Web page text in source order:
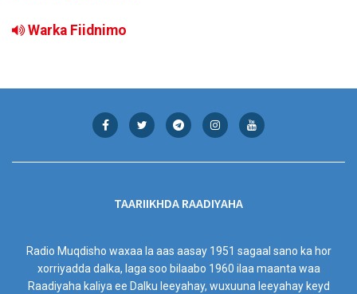
Warka Fiidnimo
TAARIIKHDA RAADIYAHA
Radio Muqdisho waxaa la aas aasay 1951 sagaal sano ka hor
xorriyadda dalka, laga soo bilaabo 1960 ilaa maanta waa
Raadiyaha kaliya ee Dalku leeyahay, wuxuuna leeyahay keyd